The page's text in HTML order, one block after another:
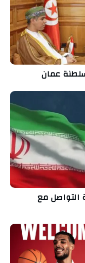
عمان
التواصل مع